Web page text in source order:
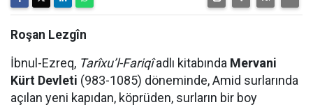
Roşan Lezgîn
İbnul-Ezreq, Tarîxu’l-Fariqîadlı kitabında Mervani
Kürt Devleti (983-1085) döneminde, Amid surlarında
açılan yeni kapıdan, köprüden, surların bir boy